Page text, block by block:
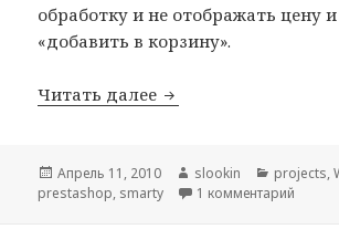
обработку и не отображать цену
«добавить в корзину».
Читать далее Поддержка товаров
Опубликовано
Апрель 11, 2010 Автор
slookin Рубрики
projects,
prestashop, smarty 1 комментарий